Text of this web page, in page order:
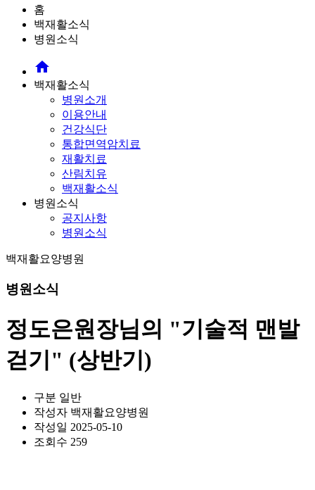
홈
백재활소식
병원소식
home
백재활소식
병원소개
이용안내
건강식단
통합면역암치료
재활치료
산림치유
백재활소식
병원소식
공지사항
병원소식
백재활요양병원
병원소식
정도은원장님의 "기술적 맨발
걷기" (상반기)
구분 일반
작성자 백재활요양병원
작성일 2025-05-10
조회수 259